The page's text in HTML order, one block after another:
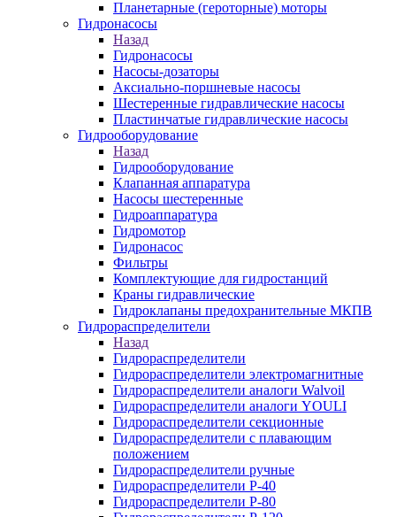
Планетарные (героторные) моторы
Гидронасосы
Назад
Гидронасосы
Насосы-дозаторы
Аксиально-поршневые насосы
Шестеренные гидравлические насосы
Пластинчатые гидравлические насосы
Гидрооборудование
Назад
Гидрооборудование
Клапанная аппаратура
Насосы шестеренные
Гидроаппаратура
Гидромотор
Гидронасос
Фильтры
Комплектующие для гидростанций
Краны гидравлические
Гидроклапаны предохранительные МКПВ
Гидрораспределители
Назад
Гидрораспределители
Гидрораспределители электромагнитные
Гидрораспределители аналоги Walvoil
Гидрораспределители аналоги YOULI
Гидрораспределители секционные
Гидрораспределители с плавающим
положением
Гидрораспределители ручные
Гидрораспределители Р-40
Гидрораспределители Р-80